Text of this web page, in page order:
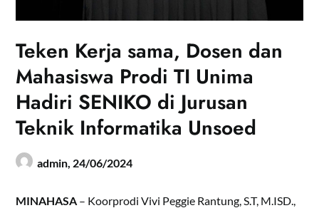
Teken Kerja sama, Dosen dan
Mahasiswa Prodi TI Unima
Hadiri SENIKO di Jurusan
Teknik Informatika Unsoed
admin, 24/06/2024
MINAHASA – Koorprodi Vivi Peggie Rantung, S.T, M.ISD.,